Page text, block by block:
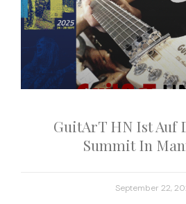
GuitArT HN Ist Auf
Summit In
September 22,